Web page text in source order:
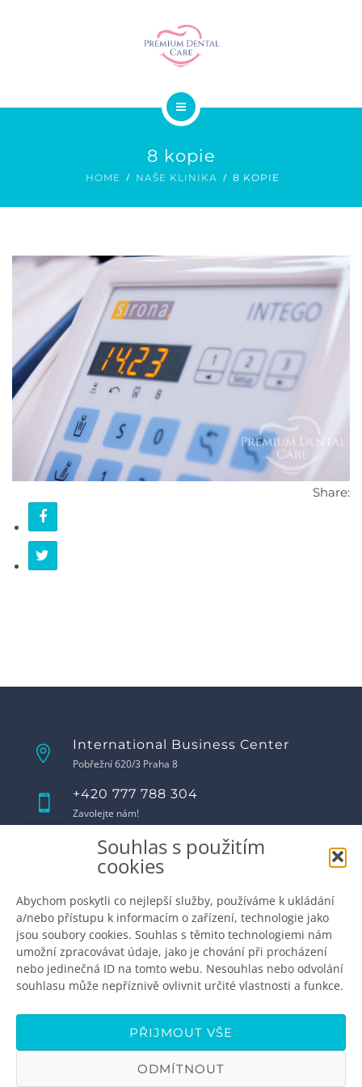
Souhlas s použitím
cookies
Abychom poskytli co nejlepší služby, používáme k ukládání
a/nebo přístupu k informacím o zařízení, technologie jako
jsou soubory cookies. Souhlas s těmito technologiemi nám
umožní zpracovávat údaje, jako je chování při procházení
nebo jedinečná ID na tomto webu. Nesouhlas nebo odvolání
souhlasu může nepříznivě ovlivnit určité vlastnosti a funkce.
PŘIJMOUT VŠE
ODMÍTNOUT
SMILE DESIGN
CENÍK
KONTAKT
8 kopie
HOME NAŠE KLINIKA 8 KOPIE
Share:
International Business Center
Pobřežní 620/3 Praha 8
+420 777 788 304
Zavolejte nám!
Otevírací doba
Pondělí8:00 - 17:00
Středa8:00 - 17:00
Čtvrtek 8:00 - 17:00
Pátek8:00 - 16:00
Sobotazavřeno
Neděle
zavřeno
info@premiumdental.cz